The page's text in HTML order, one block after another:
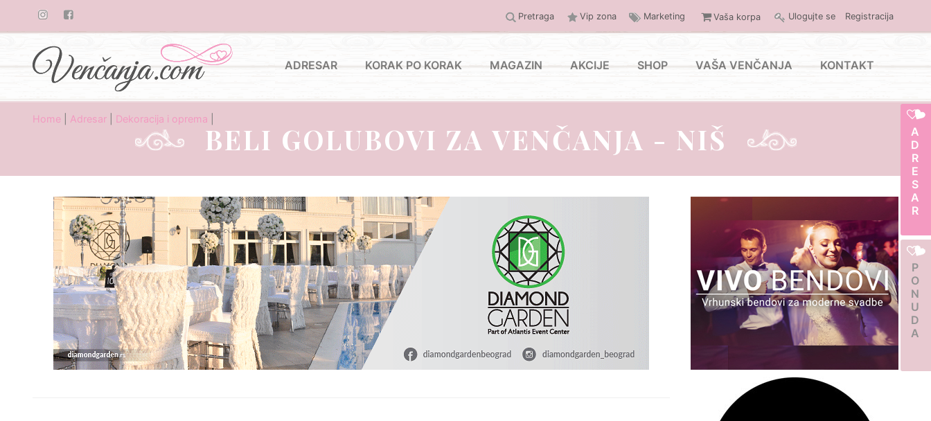
Pretraga Vip zona Marketing Vaša korpa Ulogujte se Registracija
ADRESAR KORAK PO KORAK MAGAZIN AKCIJE SHOP VAŠA VENČANJA KONTAKT
ADRESAR
PONUDA
Home Adresar Dekoracija i oprema
BELI GOLUBOVI ZA VENČANJA - NIŠ